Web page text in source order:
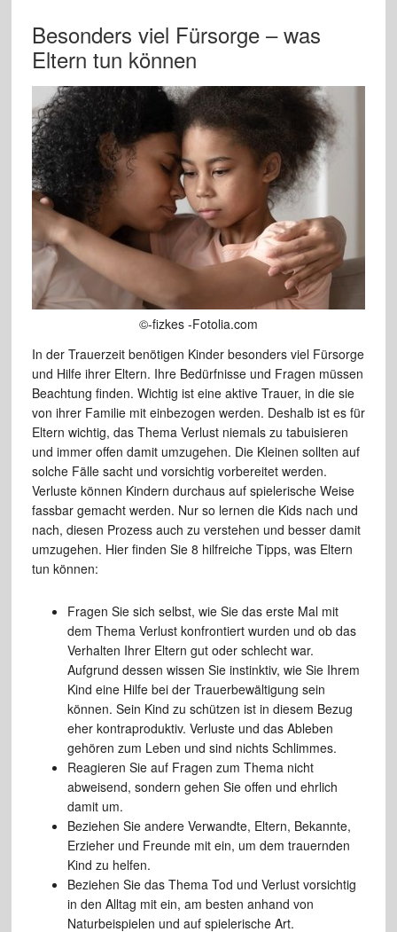
Besonders viel Fürsorge – was
Eltern tun können
©-fizkes -Fotolia.com
In der Trauerzeit benötigen Kinder besonders viel Fürsorge
und Hilfe ihrer Eltern. Ihre Bedürfnisse und Fragen müssen
Beachtung finden. Wichtig ist eine aktive Trauer, in die sie
von ihrer Familie mit einbezogen werden. Deshalb ist es für
Eltern wichtig, das Thema Verlust niemals zu tabuisieren
und immer offen damit umzugehen. Die Kleinen sollten auf
solche Fälle sacht und vorsichtig vorbereitet werden.
Verluste können Kindern durchaus auf spielerische Weise
fassbar gemacht werden. Nur so lernen die Kids nach und
nach, diesen Prozess auch zu verstehen und besser damit
umzugehen. Hier finden Sie 8 hilfreiche Tipps, was Eltern
tun können:
Fragen Sie sich selbst, wie Sie das erste Mal mit
dem Thema Verlust konfrontiert wurden und ob das
Verhalten Ihrer Eltern gut oder schlecht war.
Aufgrund dessen wissen Sie instinktiv, wie Sie Ihrem
Kind eine Hilfe bei der Trauerbewältigung sein
können. Sein Kind zu schützen ist in diesem Bezug
eher kontraproduktiv. Verluste und das Ableben
gehören zum Leben und sind nichts Schlimmes.
Reagieren Sie auf Fragen zum Thema nicht
abweisend, sondern gehen Sie offen und ehrlich
damit um.
Beziehen Sie andere Verwandte, Eltern, Bekannte,
Erzieher und Freunde mit ein, um dem trauernden
Kind zu helfen.
Beziehen Sie das Thema Tod und Verlust vorsichtig
in den Alltag mit ein, am besten anhand von
Naturbeispielen und auf spielerische Art.